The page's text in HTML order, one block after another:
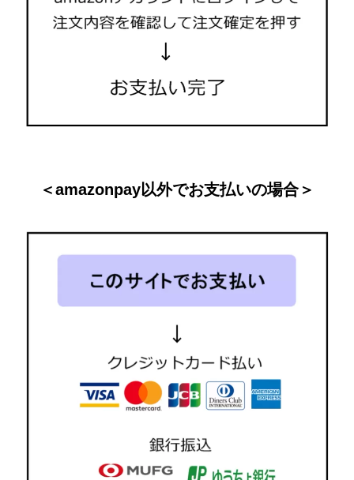
＜amazonpay以外でお支払いの場合＞